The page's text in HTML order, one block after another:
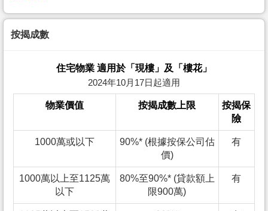
按揭成數
住宅物業 適用於「現樓」及「樓花」
2024年10月17日起適用
物業價值 按揭成數上限
按揭保
險
1000萬或以下
90%* (根據按保公司估
價)
有
1000萬以上至1125萬
以下
80%至90%* (貸款額上
限900萬)
有